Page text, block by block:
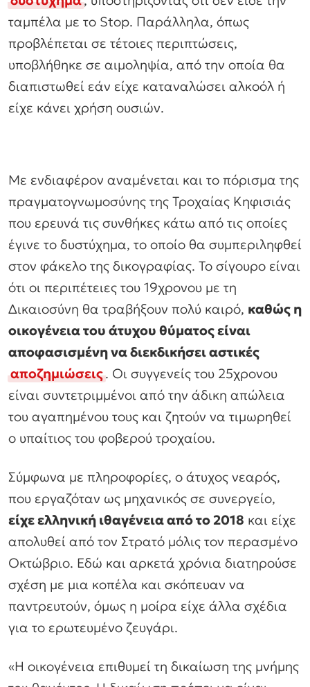
ταμπέλα με το Stop. Παράλληλα, όπως
προβλέπεται σε τέτοιες περιπτώσεις,
υποβλήθηκε σε αιμοληψία, από την οποία θα
διαπιστωθεί εάν είχε καταναλώσει αλκοόλ ή
είχε κάνει χρήση ουσιών.
Με ενδιαφέρον αναμένεται και το πόρισμα της
πραγματογνωμοσύνης της Τροχαίας Κηφισιάς
που ερευνά τις συνθήκες κάτω από τις οποίες
έγινε το δυστύχημα, το οποίο θα συμπεριληφθεί
στον φάκελο της δικογραφίας. Το σίγουρο είναι
ότι οι περιπέτειες του 19χρονου με τη
Δικαιοσύνη θα τραβήξουν πολύ καιρό, καθώς η
οικογένεια του άτυχου θύματος είναι
αποφασισμένη να διεκδικήσει αστικές
αποζημιώσεις. Οι συγγενείς του 25χρονου
είναι συντετριμμένοι από την άδικη απώλεια
του αγαπημένου τους και ζητούν να τιμωρηθεί
ο υπαίτιος του φοβερού τροχαίου.
Σύμφωνα με πληροφορίες, ο άτυχος νεαρός,
που εργαζόταν ως μηχανικός σε συνεργείο,
είχε ελληνική ιθαγένεια από το 2018 και είχε
απολυθεί από τον Στρατό μόλις τον περασμένο
Οκτώβριο. Εδώ και αρκετά χρόνια διατηρούσε
σχέση με μια κοπέλα και σκόπευαν να
παντρευτούν, όμως η μοίρα είχε άλλα σχέδια
για το ερωτευμένο ζευγάρι.
«Η οικογένεια επιθυμεί τη δικαίωση της μνήμης